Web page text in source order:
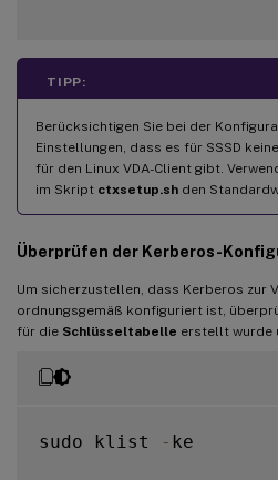
TIPP:
Berücksichtigen Sie bei der
Einstellungen, dass es für SSSD
für den Linux VDA-Client gibt.
im Skript ctxsetup.sh den
Überprüfen der Kerberos-
Um sicherzustellen, dass Kerberos zur
ordnungsgemäß konfiguriert ist,
für die Schlüsseltabelle erstellt wurde
sudo klist - ke